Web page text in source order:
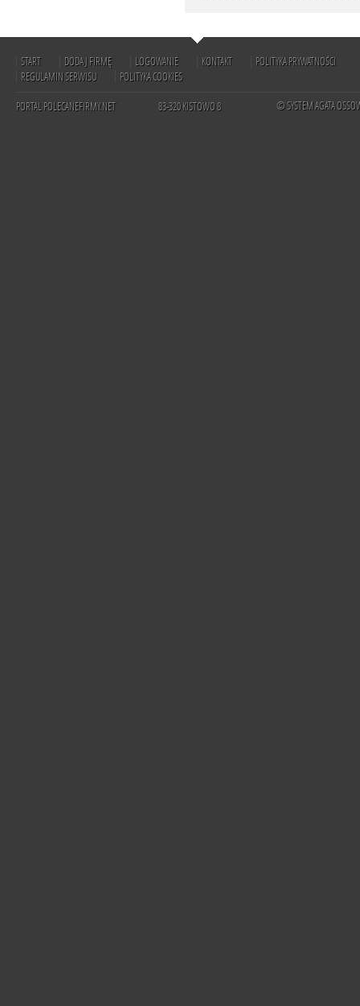
START DODAJ FIRMĘ LOGOWANIE KONTAKT
POLITYKA PRYWATNOŚCI
REGULAMIN SERWISU
POLITYKA COOKIES
PORTAL POLECANEFIRMY.NET 83-320 KISTOWO 8 © SYSTEM AGATA